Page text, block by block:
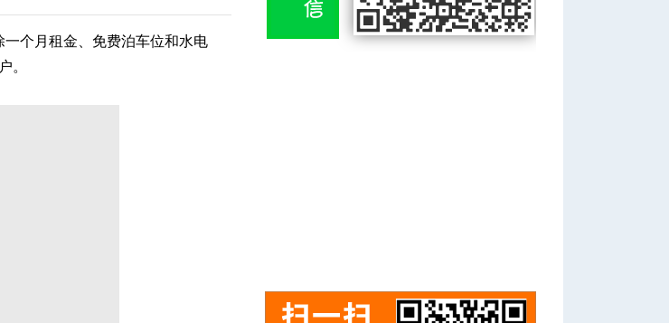
个月租金、免费泊车位和水电
。